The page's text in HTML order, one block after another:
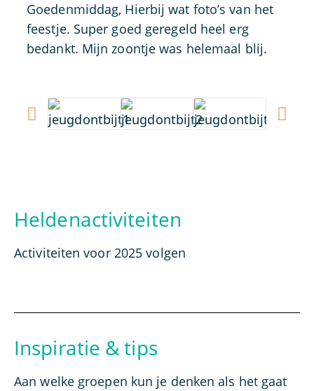
Goedenmiddag, Hierbij wat foto’s van het
feestje. Super goed geregeld heel erg
bedankt. Mijn zoontje was helemaal blij.
Heldenactiviteiten
Activiteiten voor 2025 volgen
Inspiratie & tips
Aan welke groepen kun je denken als het gaat